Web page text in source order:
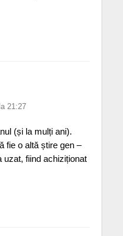
21:27
(și la mulți ani).
fie o altă știre gen –
uzat, fiind achiziționat